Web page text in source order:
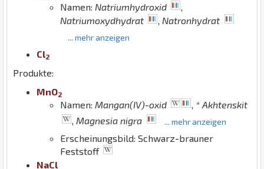
Namen: Natriumhydroxid
Natriumoxydhydrat
Natronhydrat
... mehr anzeigen
Cl2
Produkte:
MnO2
Namen: Mangan(IV)-oxid , * Akhtenskit
Magnesia nigra ... mehr anzeigen
Erscheinungsbild: Schwarz-brauner
Feststoff
NaCl